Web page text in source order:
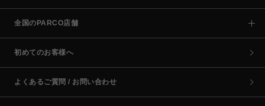
全国のPARCO店舗
初めてのお客様へ
よくあるご質問 / お問い合わせ